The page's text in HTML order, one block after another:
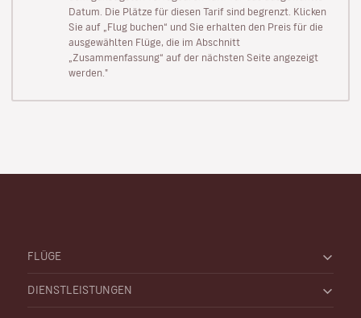
Datum. Die Plätze für diesen Tarif sind begrenzt. Klicken
Sie auf „Flug buchen“ und Sie erhalten den Preis für die
ausgewählten Flüge, die im Abschnitt
„Zusammenfassung“ auf der nächsten Seite angezeigt
werden."
FLÜGE
DIENSTLEISTUNGEN